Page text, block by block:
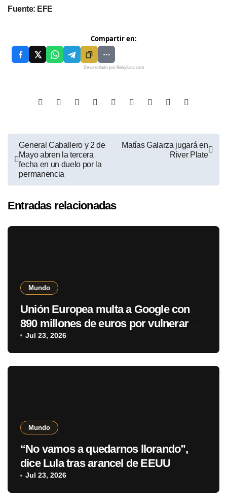
Fuente: EFE
Compartir en:
Desarrollado por RikkySanz.com
General Caballero y 2 de
Mayo abren la tercera
fecha en un duelo por la
permanencia
Matías Galarza jugará en
River Plate
Entradas relacionadas
Mundo
Unión Europea multa a Google con
890 millones de euros por vulnerar
normativa digital
Jul 23, 2026
Mundo
“No vamos a quedarnos llorando”,
dice Lula tras arancel de EEUU
Jul 23, 2026